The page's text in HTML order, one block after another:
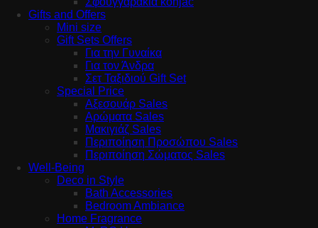
Gifts and Offers
Mini size
Gift Sets Offers
Για την Γυναίκα
Για τον Άνδρα
Σετ Ταξιδιού Gift Set
Special Price
Αξεσουάρ Sales
Αρώματα Sales
Μακιγιάζ Sales
Περιποίηση Προσώπου Sales
Περιποίηση Σώματος Sales
Well-Being
Deco in Style
Bath Accessories
Bedroom Ambiance
Home Fragrance